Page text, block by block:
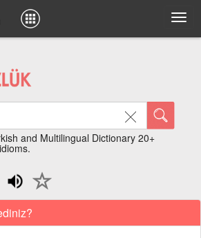
and Multilingual Dictionary 20+